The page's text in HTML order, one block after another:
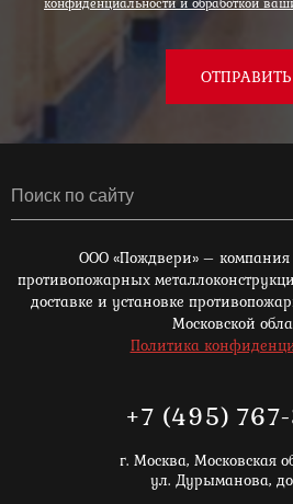
ОТПРАВИТЬ
ООО «Пождвери» – компания
противопожарных
доставке и установке
Московской
Политика
+7 (495)
г. Москва, Московская
ул. Дурыманова,